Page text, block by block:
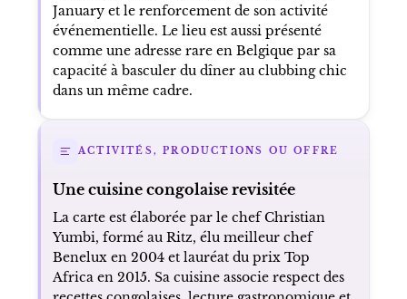
January et le renforcement de son activité
événementielle. Le lieu est aussi présenté
comme une adresse rare en Belgique par sa
capacité à basculer du dîner au clubbing chic
dans un même cadre.
ACTIVITÉS, PRODUCTIONS OU OFFRE
Une cuisine congolaise revisitée
La carte est élaborée par le chef Christian
Yumbi, formé au Ritz, élu meilleur chef
Benelux en 2004 et lauréat du prix Top
Africa en 2015. Sa cuisine associe respect des